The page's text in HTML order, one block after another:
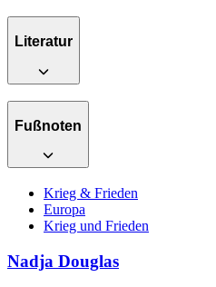
Literatur
Fußnoten
Krieg & Frieden
Europa
Krieg und Frieden
Nadja Douglas